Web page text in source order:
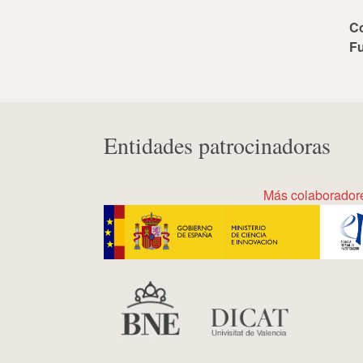
Entidades patrocinadoras
Más